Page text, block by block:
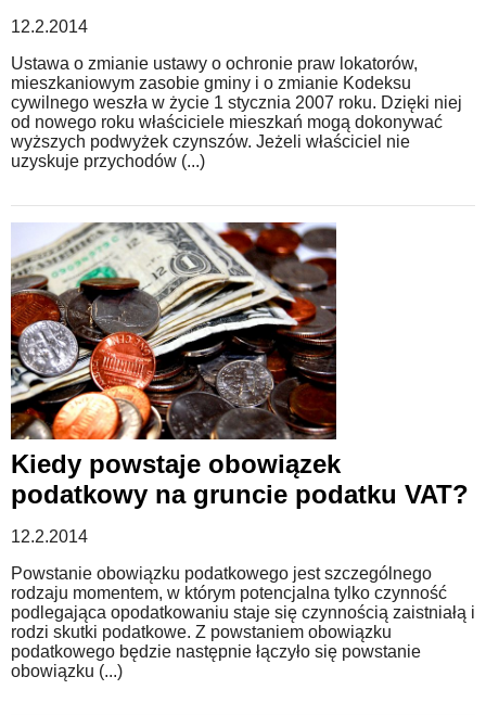
12.2.2014
Ustawa o zmianie ustawy o ochronie praw lokatorów,
mieszkaniowym zasobie gminy i o zmianie Kodeksu
cywilnego weszła w życie 1 stycznia 2007 roku. Dzięki niej
od nowego roku właściciele mieszkań mogą dokonywać
wyższych podwyżek czynszów. Jeżeli właściciel nie
uzyskuje przychodów (...)
Kiedy powstaje obowiązek
podatkowy na gruncie podatku VAT?
12.2.2014
Powstanie obowiązku podatkowego jest szczególnego
rodzaju momentem, w którym potencjalna tylko czynność
podlegająca opodatkowaniu staje się czynnością zaistniałą i
rodzi skutki podatkowe. Z powstaniem obowiązku
podatkowego będzie następnie łączyło się powstanie
obowiązku (...)